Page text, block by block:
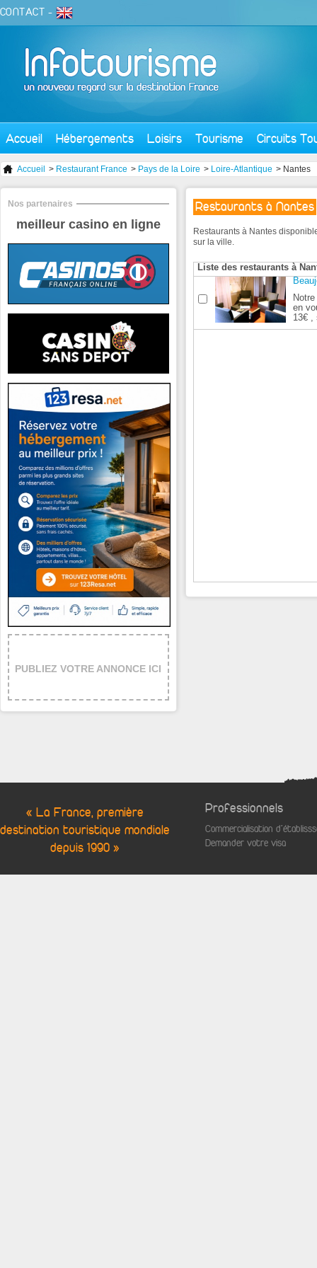
CONTACT -
Accueil Hébergements Loisirs Tourisme Circuits
Accueil > Restaurant France > Pays de la Loire > Loire-Atlantique > Nantes
Restaurants à Nantes
Restaurants à Nantes
sur la ville.
Liste des restaurants à
en
13€ ,
Nos partenaires
meilleur casino en ligne
PUBLIEZ VOTRE ANNONCE ICI
« La France, première
destination touristique mondiale
depuis 1990 »
Professionnels
Commercialisation
Demander votre visa